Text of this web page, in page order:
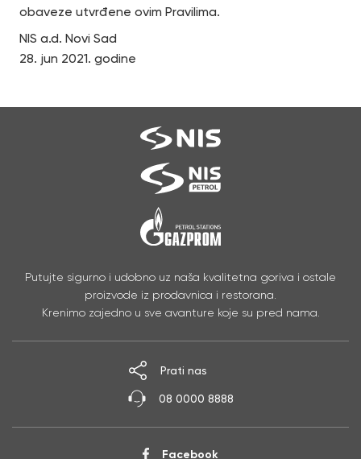
obaveze utvrđene ovim Pravilima.
NIS a.d. Novi Sad
28. jun 2021. godine
Putujte sigurno i udobno uz naša kvalitetna goriva i ostale
proizvode iz prodavnica i restorana.
Krenimo zajedno u sve avanture koje su pred nama.
Facebook
Prati nas
08 0000 8888